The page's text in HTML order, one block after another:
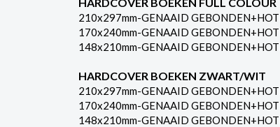
210x297mm-GENAAID
170x240mm-GENAAID
148x210mm-GENAAID
HARDCOVER BOEKEN ZWART/WIT
210x297mm-GENAAID
170x240mm-GENAAID
148x210mm-GENAAID